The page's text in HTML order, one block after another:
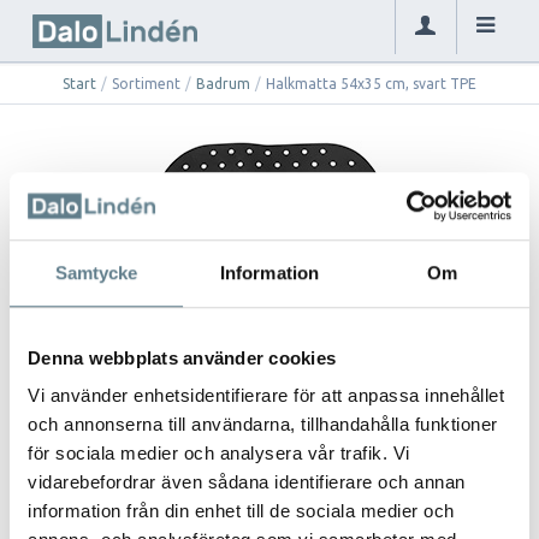
Samtycke Information Om
Denna webbplats använder cookies
Vi använder enhetsidentifierare för att anpassa innehållet
och annonserna till användarna, tillhandahålla funktioner
för sociala medier och analysera vår trafik. Vi
vidarebefordrar även sådana identifierare och annan
information från din enhet till de sociala medier och
Start / Sortiment / Badrum / Halkmatta 54x35 cm, svart TPE
Halkmatta 54x35 cm, svart TPE
9712602-10
Beskrivning
Halkmatta gjord av TPE 54x35 cm Svart